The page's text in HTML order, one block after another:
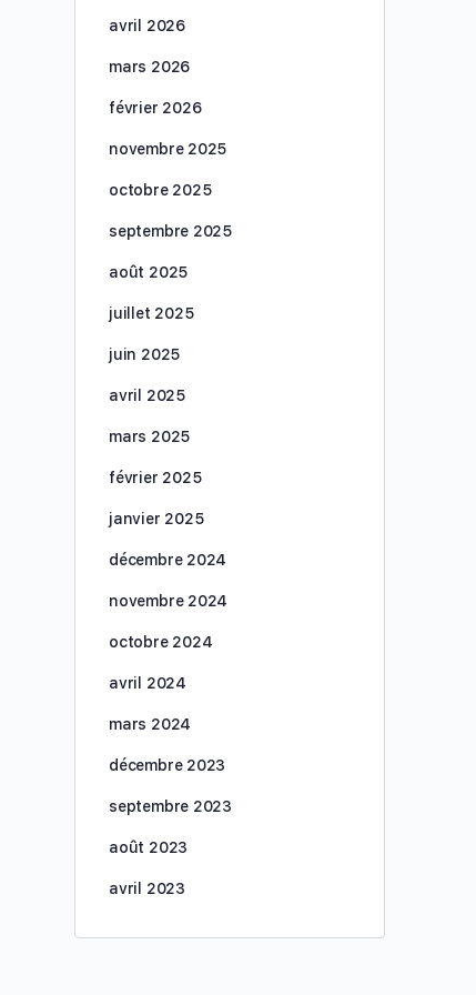
avril 2026
mars 2026
février 2026
novembre 2025
octobre 2025
septembre 2025
août 2025
juillet 2025
juin 2025
avril 2025
mars 2025
février 2025
janvier 2025
décembre 2024
novembre 2024
octobre 2024
avril 2024
mars 2024
décembre 2023
septembre 2023
août 2023
avril 2023